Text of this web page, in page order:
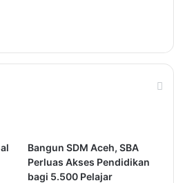
Bangun SDM Aceh, SBA
Perluas Akses Pendidikan
bagi 5.500 Pelajar